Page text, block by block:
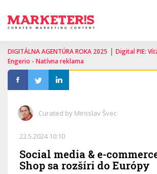
DIGITÁLNA AGENTÚRA ROKA 2025 | Digital PIE:
Engerio - Natívna reklama
Curated by Miroslav Švec
22.5.2024 10:10
Social media & e-
Shop sa rozšíri do Európy